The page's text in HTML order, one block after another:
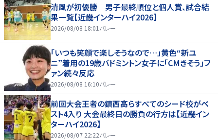
清風が初優勝 男子最終順位と個人賞、試合結
果一覧【近畿インターハイ2026】
2026/08/08 18:01 バレー
「いつも笑顔で楽しそうなので…」黄色“新ユ
ニ”着用の19歳バドミントン女子に「CMきそう」フ
ァン続々反応
2026/08/08 16:10バレー
前回大会王者の鎮西高らすべてのシード校がベ
スト4入り 大会最終日の勝負の行方は【近畿イン
ターハイ2026】
2026/08/07 22:22バレー